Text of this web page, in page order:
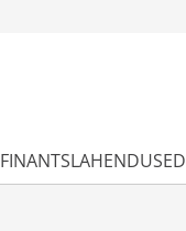
FINANTSLAHENDUSED